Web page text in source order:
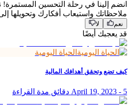
انضم إلينا في رحلة التحسين
ملاحظاتك واستيعاب أفكارك وتحويلها
نعم لا
قد يعجبك أيضًا
الحياة اليومية
كيف تضع وتحقق أهدافك المالية
April 19, 2023 - 5 دقائق مدة القراءة